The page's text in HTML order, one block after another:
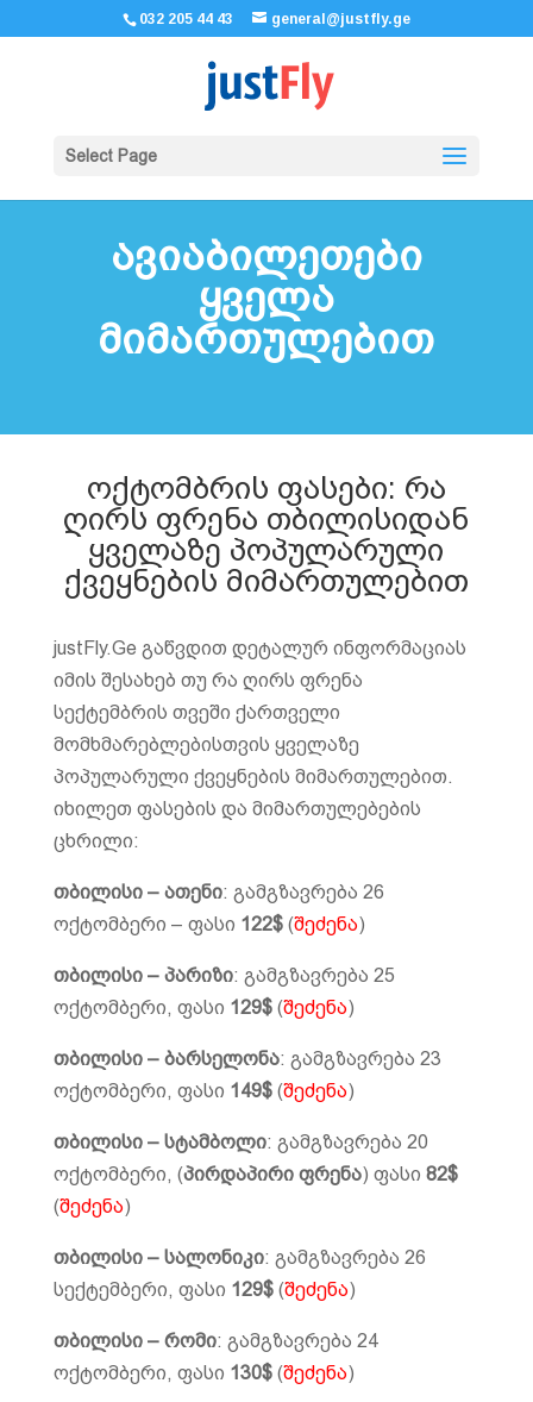
032 205 44 43 general@justfly.ge
Select Page
ავიაბილეთები
ყველა
მიმართულებით
ოქტომბრის ფასები: რა
ღირს ფრენა თბილისიდან
ყველაზე პოპულარული
ქვეყნების მიმართულებით
justFly.Ge გაწვდით დეტალურ ინფორმაციას
იმის შესახებ თუ რა ღირს ფრენა
სექტემბრის თვეში ქართველი
მომხმარებლებისთვის ყველაზე
პოპულარული ქვეყნების მიმართულებით.
იხილეთ ფასების და მიმართულებების
ცხრილი:
თბილისი – ათენი: გამგზავრება 26
ოქტომბერი – ფასი 122$(შეძენა)
თბილისი – პარიზი: გამგზავრება 25
ოქტომბერი, ფასი 129$(შეძენა)
თბილისი – ბარსელონა: გამგზავრება 23
ოქტომბერი, ფასი 149$(შეძენა)
თბილისი – სტამბოლი: გამგზავრება 20
ოქტომბერი, (პირდაპირი ფრენა) ფასი 82$
(შეძენა)
თბილისი – სალონიკი: გამგზავრება 26
სექტემბერი, ფასი 129$(შეძენა)
თბილისი – რომი: გამგზავრება 24
ოქტომბერი, ფასი 130$(შეძენა)